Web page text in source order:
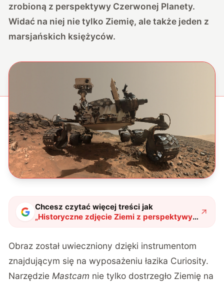
zrobioną z perspektywy Czerwonej Planety.
Widać na niej nie tylko Ziemię, ale także jeden z
marsjańskich księżyców.
Chcesz czytać więcej treści jak
„Historyczne zdjęcie Ziemi z perspektywy
Marsa. Nasza planeta nie jest na nim
Obraz został uwieczniony dzięki instrumentom
znajdującym się na wyposażeniu łazika Curiosity.
Narzędzie Mastcam nie tylko dostrzegło Ziemię na